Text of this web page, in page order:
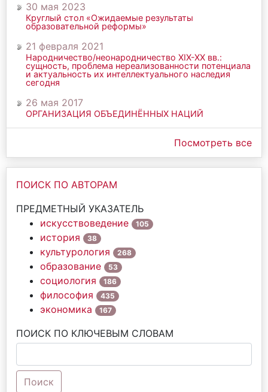
30 мая 2023
Круглый стол «Ожидаемые результаты
образовательной реформы»
21 февраля 2021
Народничество/неонародничество ХIХ-ХХ вв.:
сущность, проблема нереализованности потенциала
и актуальность их интеллектуального наследия
сегодня
26 мая 2017
ОРГАНИЗАЦИЯ ОБЪЕДИНЁННЫХ НАЦИЙ
Посмотреть все
ПОИСК ПО АВТОРАМ
ПРЕДМЕТНЫЙ УКАЗАТЕЛЬ
искусствоведение
105
история 38
культурология 268
образование 53
социология 186
философия 435
экономика 167
ПОИСК ПО КЛЮЧЕВЫМ СЛОВАМ
Поиск